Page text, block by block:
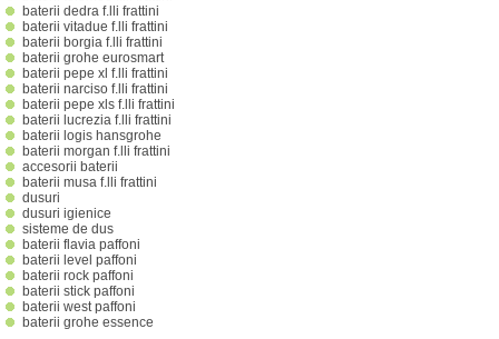
baterii dedra f.lli frattini
baterii vitadue f.lli frattini
baterii borgia f.lli frattini
baterii grohe eurosmart
baterii pepe xl f.lli frattini
baterii narciso f.lli frattini
baterii pepe xls f.lli frattini
baterii lucrezia f.lli frattini
baterii logis hansgrohe
baterii morgan f.lli frattini
accesorii baterii
baterii musa f.lli frattini
dusuri
dusuri igienice
sisteme de dus
baterii flavia paffoni
baterii level paffoni
baterii rock paffoni
baterii stick paffoni
baterii west paffoni
baterii grohe essence